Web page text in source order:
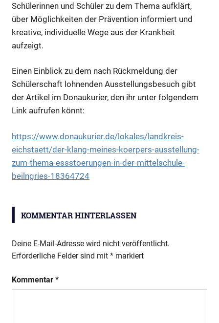
Schülerinnen und Schüler zu dem Thema aufklärt,
über Möglichkeiten der Prävention informiert und
kreative, individuelle Wege aus der Krankheit
aufzeigt.
Einen Einblick zu dem nach Rückmeldung der
Schülerschaft lohnenden Ausstellungsbesuch gibt
der Artikel im Donaukurier, den ihr unter folgendem
Link aufrufen könnt:
https://www.donaukurier.de/lokales/landkreis-
eichstaett/der-klang-meines-koerpers-ausstellung-
zum-thema-essstoerungen-in-der-mittelschule-
beilngries-18364724
meines
KOMMENTAR HINTERLASSEN
Deine E-Mail-Adresse wird nicht veröffentlicht.
Erforderliche Felder sind mit * markiert
Kommentar *